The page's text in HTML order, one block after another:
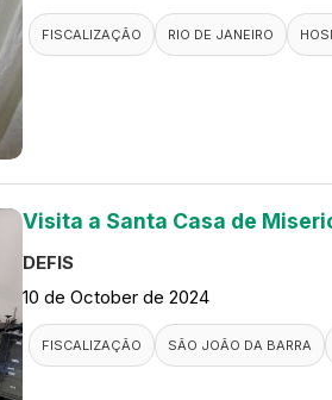
FISCALIZAÇÃO RIO DE JANEIRO
Visita a Santa Casa de
DEFIS
10 de October de 2024
FISCALIZAÇÃO SÃO JOÃO DA BARRA